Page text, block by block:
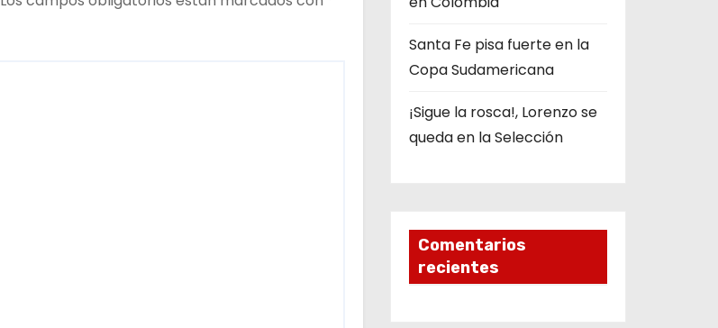
Santa Fe pisa fuerte en la
Copa Sudamericana
¡Sigue la rosca!, Lorenzo se
queda en la Selección
Comentarios
recientes